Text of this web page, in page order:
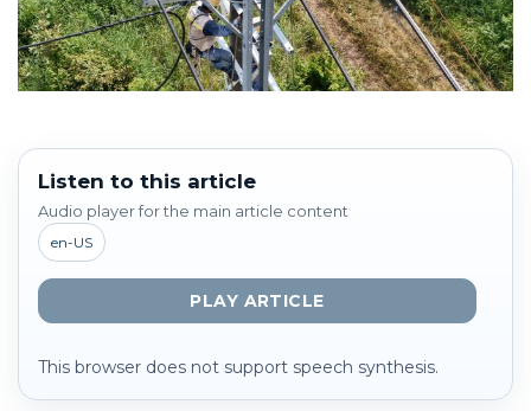
Listen to this article
Audio player for the main article content
en-US
PLAY ARTICLE
This browser does not support speech synthesis.